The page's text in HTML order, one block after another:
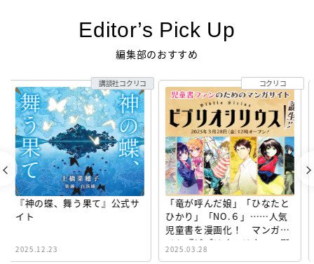
Editor’s Pick Up
編集部のおすすめ
「竜が呼んだ娘」「ひなたと
ひかり」「NO.６」……人気
生！
2025.03.28
コクリコ
ぎょうざが いなくなり さ
がしています 公式サイト
2024.03.06
えほん通信